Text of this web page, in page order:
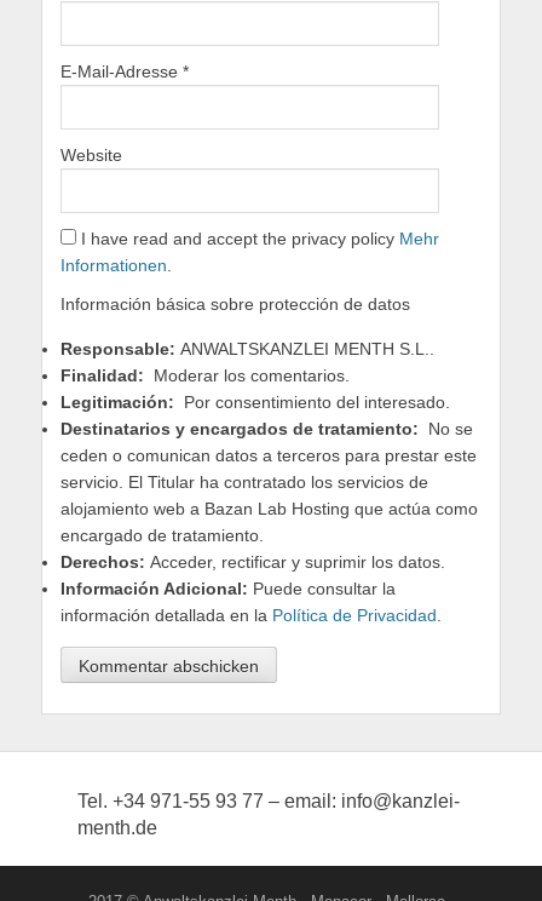
E-Mail-Adresse *
Website
I have read and accept the privacy policy Mehr
Informationen
Información básica sobre protección de datos
Responsable: ANWALTSKANZLEI MENTH S.L..
Finalidad: Moderar los comentarios.
Legitimación: Por consentimiento del interesado.
Destinatarios y encargados de tratamiento: No se
ceden o comunican datos a terceros para prestar este
servicio. El Titular ha contratado los servicios de
alojamiento web a Bazan Lab Hosting que actúa como
encargado de tratamiento.
Derechos: Acceder, rectificar y suprimir los datos.
Información Adicional: Puede consultar la
información detallada en la Política de Privacidad
Tel. +34 971-55 93 77 – email: info@kanzlei-
menth.de